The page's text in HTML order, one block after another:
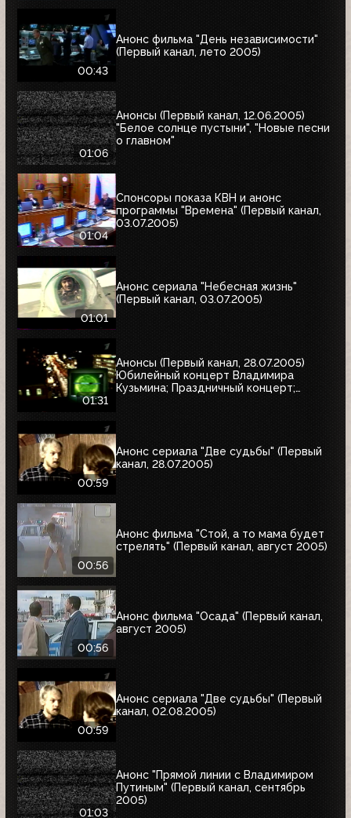
00:43
Анонс фильма "День независимости"
(Первый канал, лето 2005)
01:06
Анонсы (Первый канал, 12.06.2005)
"Белое солнце пустыни", "Новые песни
о главном"
01:04
Спонсоры показа КВН и анонс
программы "Времена" (Первый канал,
03.07.2005)
01:01
Анонс сериала "Небесная жизнь"
(Первый канал, 03.07.2005)
01:31
Анонсы (Первый канал, 28.07.2005)
Юбилейный концерт Владимира
Кузьмина; Праздничный концерт;
00:59
Анонс сериала "Две судьбы" (Первый
канал, 28.07.2005)
00:56
Анонс фильма "Стой, а то мама будет
стрелять" (Первый канал, август 2005)
00:56
Анонс фильма "Осада" (Первый канал,
август 2005)
00:59
Анонс сериала "Две судьбы" (Первый
канал, 02.08.2005)
01:03
Анонс "Прямой линии с Владимиром
Путиным" (Первый канал, сентябрь
2005)